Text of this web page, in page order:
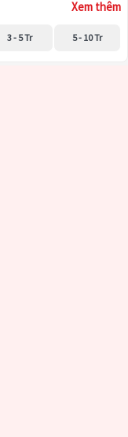
Xem thêm
3 - 5 Tr 5 - 10 Tr